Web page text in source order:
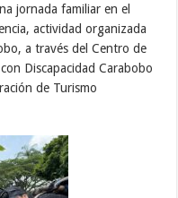
jornada familiar en el
actividad organizada
a través del Centro de
Discapacidad Carabobo
de Turismo